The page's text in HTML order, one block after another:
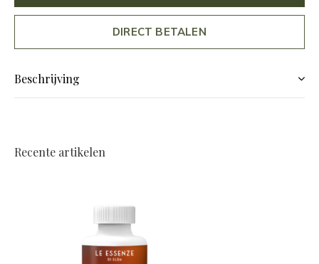
DIRECT BETALEN
Beschrijving
Recente artikelen